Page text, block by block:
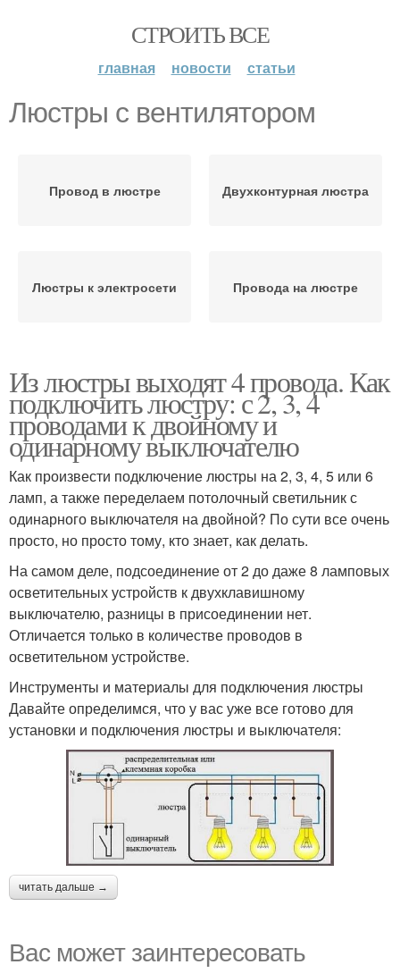
СТРОИТЬ ВСЕ
главная новости статьи
Люстры с вентилятором
Провод в люстре Двухконтурная люстра
Люстры к электросети Провода на люстре
Из люстры выходят 4 провода. Как
подключить люстру: с 2, 3, 4
проводами к двойному и
одинарному выключателю
Как произвести подключение люстры на 2, 3, 4, 5 или 6
ламп, а также переделаем потолочный светильник с
одинарного выключателя на двойной? По сути все очень
просто, но просто тому, кто знает, как делать.
На самом деле, подсоединение от 2 до даже 8 ламповых
осветительных устройств к двухклавишному
выключателю, разницы в присоединении нет.
Отличается только в количестве проводов в
осветительном устройстве.
Инструменты и материалы для подключения люстры
Давайте определимся, что у вас уже все готово для
установки и подключения люстры и выключателя:
читать дальше →
Вас может заинтересовать